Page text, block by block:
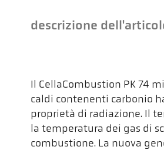
descrizione
Il CellaCombustion PK 74
caldi contenenti carbonio
proprietà di radiazione. Il
la temperatura dei gas di
combustione. La nuova